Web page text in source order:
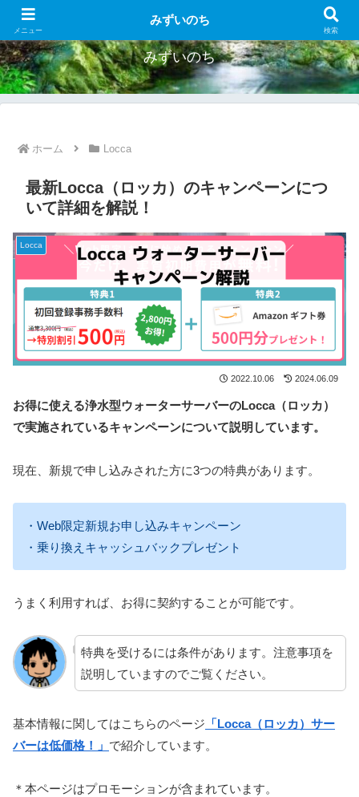
お得なウォーターサーバー紹介
みずいのち
ホーム Locca
最新Locca（ロッカ）のキャンペーンにつ
いて詳細を解説！
Locca
2022.10.06 2024.06.09
お得に使える浄水型ウォーターサーバーのLocca（ロッカ）
で実施されているキャンペーンについて説明しています。
現在、新規で申し込みされた方に3つの特典があります。
・Web限定新規お申し込みキャンペーン
・乗り換えキャッシュバックプレゼント
うまく利用すれば、お得に契約することが可能です。
特典を受けるには条件があります。注意事項を
説明していますのでご覧ください。
基本情報に関してはこちらのページ 「Locca（ロッカ）サー
バーは低価格！」 で紹介しています。
＊本ページはプロモーションが含まれています。
メニュー
みずいのち
検索